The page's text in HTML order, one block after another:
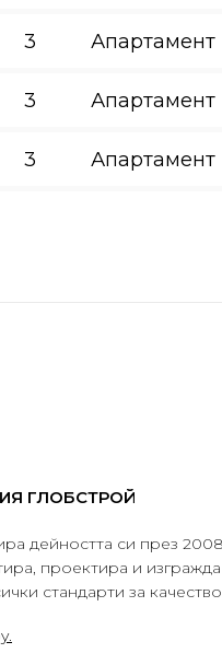
3 Апартамент
3 Апартамент
3 Апартамент
ГЛОБСТРОЙ
дейността си през
проектира и
стандарти за